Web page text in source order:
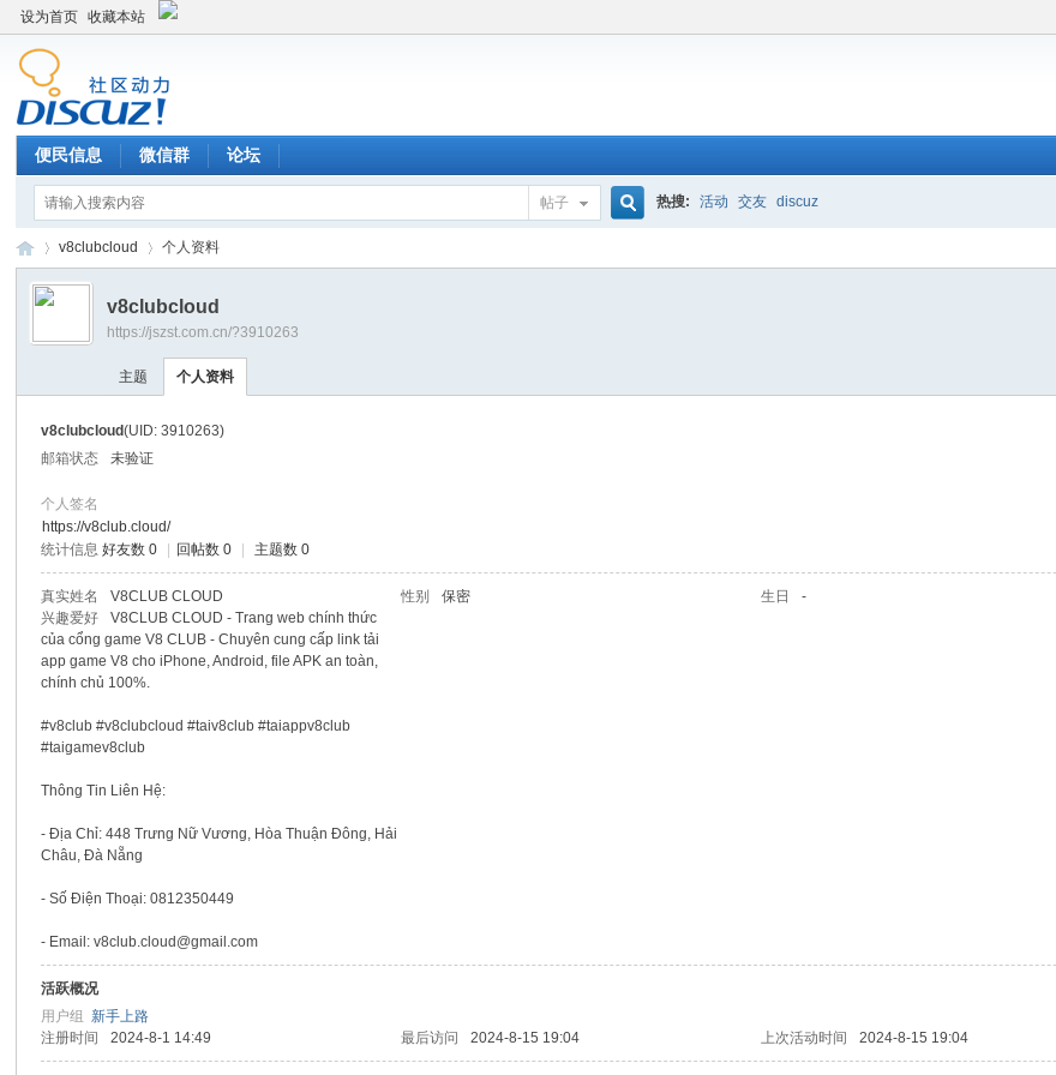
设为首页 收藏本站
便民信息 微信群 论坛
帖子 热搜: 活动 交友 discuz
›
v8clubcloud 个人资料
v8clubcloud
https://jszst.com.cn/?3910263
主题 个人资料
v8clubcloud(UID: 3910263)
邮箱状态
未验证
个人签名
https://v8club.cloud/
统计信息 好友数 0 回帖数 0 主题数 0
真实姓名 V8CLUB CLOUD 性别 保密 生日 -
兴趣爱好
V8CLUB CLOUD - Trang web chính thức
của cổng game V8 CLUB - Chuyên cung cấp link tải
app game V8 cho iPhone, Android, file APK an toàn,
chính chủ 100%.
#v8club #v8clubcloud #taiv8club #taiappv8club
#taigamev8club
Thông Tin Liên Hệ:
- Địa Chỉ: 448 Trưng Nữ Vương, Hòa Thuận Đông, Hải
Châu, Đà Nẵng
- Số Điện Thoại: 0812350449
- Email: v8club.cloud@gmail.com
活跃概况
用户组新手上路
注册时间
2024-8-1 14:49 最后访问 2024-8-15 19:04 上次活动时间 2024-8-15 19:04